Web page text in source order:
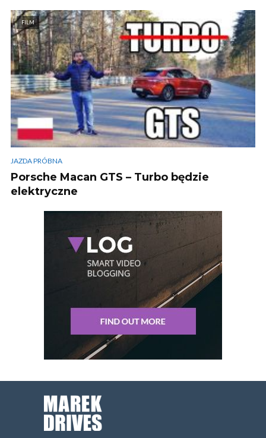
FILM
JAZDA PRÓBNA
Porsche Macan GTS – Turbo będzie
elektryczne